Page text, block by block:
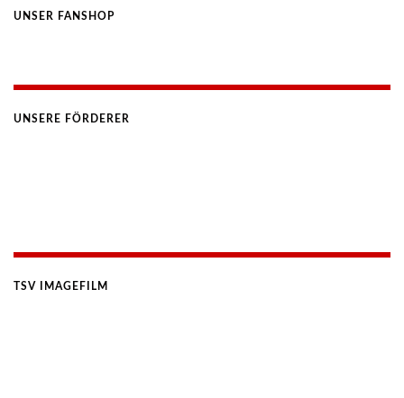
UNSER FANSHOP
UNSERE FÖRDERER
TSV IMAGEFILM